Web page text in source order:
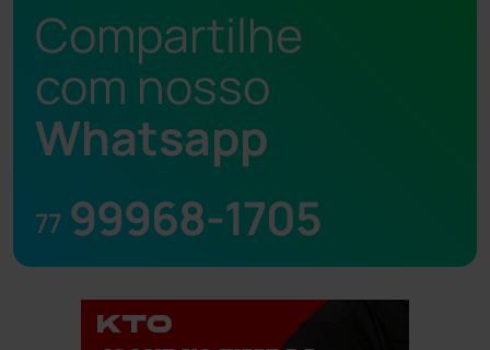
Compartilhe
com nosso
Whatsapp
77 99968-1705